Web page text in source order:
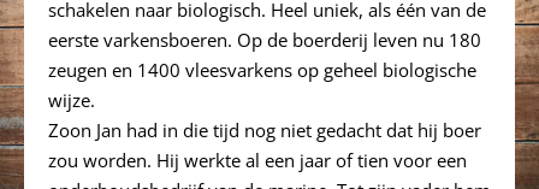
schakelen naar biologisch. Heel uniek, als één van de
eerste varkensboeren. Op de boerderij leven nu 180
zeugen en 1400 vleesvarkens op geheel biologische
wijze.
Zoon Jan had in die tijd nog niet gedacht dat hij boer
zou worden. Hij werkte al een jaar of tien voor een